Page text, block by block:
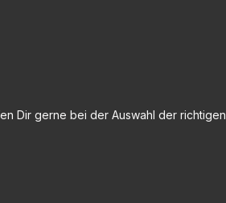
Dir gerne bei der Auswahl der richtigen